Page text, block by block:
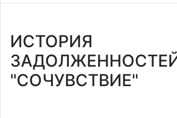
ИСТОРИЯ
"СОЧУВСТВИЕ"